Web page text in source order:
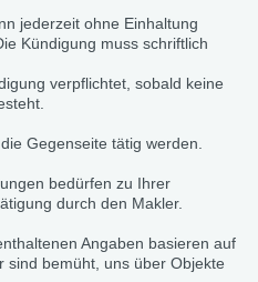
jederzeit ohne Einhaltung
Kündigung muss schriftlich
verpflichtet, sobald keine
Gegenseite tätig werden.
bedürfen zu Ihrer
durch den Makler.
Angaben basieren auf
sind bemüht, uns über Objekte